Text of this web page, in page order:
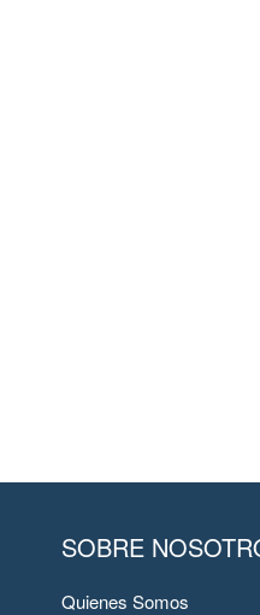
SOBRE
Quienes Somos